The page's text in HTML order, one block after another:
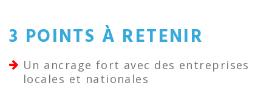
3 POINTS À RETENIR
Un ancrage fort avec des entreprises
locales et nationales